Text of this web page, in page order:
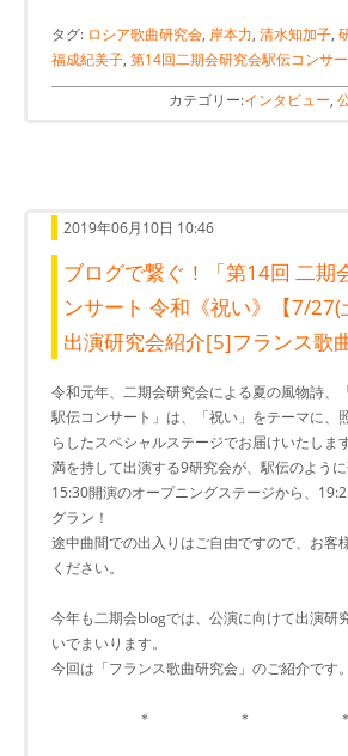
タグ: ロシア歌曲研究会, 岸本力, 清水知加子,
福成紀美子, 第14回二期会研究会駅伝コンサー
カテゴリー:インタビュー,
2019年06月10日 10:46
ブログで繋ぐ！「第14回 二期
ンサート 令和《祝い》【7/27(
出演研究会紹介[5]フランス歌
令和元年、二期会研究会による夏の風物詩、
駅伝コンサート」は、「祝い」をテーマに、
らしたスペシャルステージでお届けいたします
満を持して出演する9研究会が、駅伝のように
15:30開演のオープニングステージから、
グラン！
途中曲間での出入りはご自由ですので、お客
ください。
今年も二期会blogでは、公演に向けて出演研
いでまいります。
今回は「フランス歌曲研究会」のご紹介です。
＊ ＊ ＊